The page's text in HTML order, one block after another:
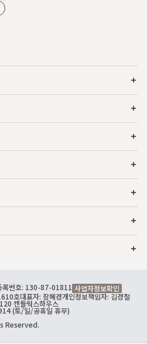
록번호: 130-87-01811 사업자정보확인
호대표자: 장혜경개인정보책임자: 김경철
캔들웍스하우스
(토/일/공휴일 휴무)
Reserved.